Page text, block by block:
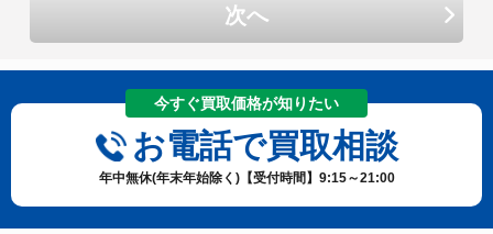
次へ
今すぐ買取価格が知りたい
お電話で買取相談
年中無休(年末年始除く)【受付時間】9:15～21:00